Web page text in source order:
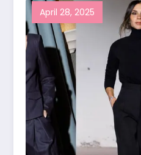
April 28, 2025